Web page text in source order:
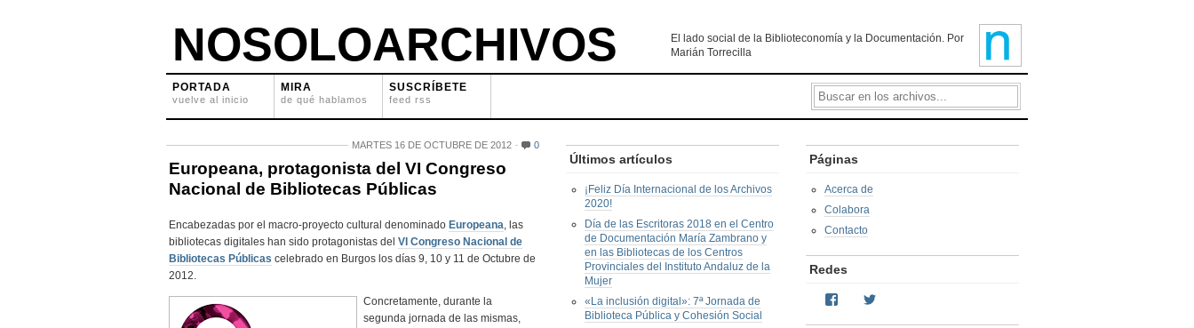
NOSOLOARCHIVOS
El lado social de la Biblioteconomía y la Documentación. Por
Marián Torrecilla
PORTADA
vuelve al inicio
MIRA
de qué hablamos
SUSCRÍBETE
feed rss
MARTES 16 DE OCTUBRE DE 2012 0
Europeana, protagonista del VI Congreso
Nacional de Bibliotecas Públicas
Encabezadas por el macro-proyecto cultural denominado Europeana, las
bibliotecas digitales han sido protagonistas del VI Congreso Nacional de
Bibliotecas Públicas celebrado en Burgos los días 9, 10 y 11 de Octubre de
2012.
Concretamente, durante la
segunda jornada de las mismas,
Últimos artículos
¡Feliz Día Internacional de los Archivos
2020!
Día de las Escritoras 2018 en el Centro
de Documentación María Zambrano y
en las Bibliotecas de los Centros
Provinciales del Instituto Andaluz de la
Mujer
«La inclusión digital»: 7ª Jornada de
Biblioteca Pública y Cohesión Social
Páginas
Acerca de
Colabora
Contacto
Redes
Facebook